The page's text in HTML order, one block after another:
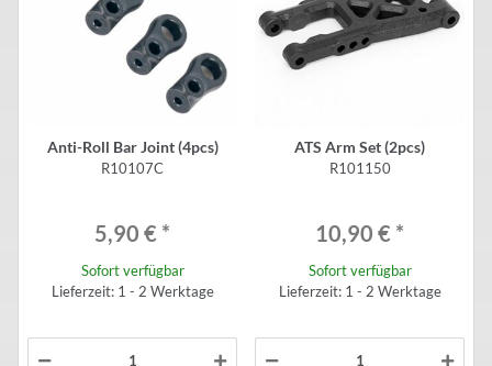
Anti-Roll Bar Joint (4pcs)
R10107C
5,90 € *
Sofort verfügbar
Lieferzeit: 1 - 2 Werktage
ATS Arm Set (2pcs)
R101150
10,90 € *
Sofort verfügbar
Lieferzeit: 1 - 2 Werktage